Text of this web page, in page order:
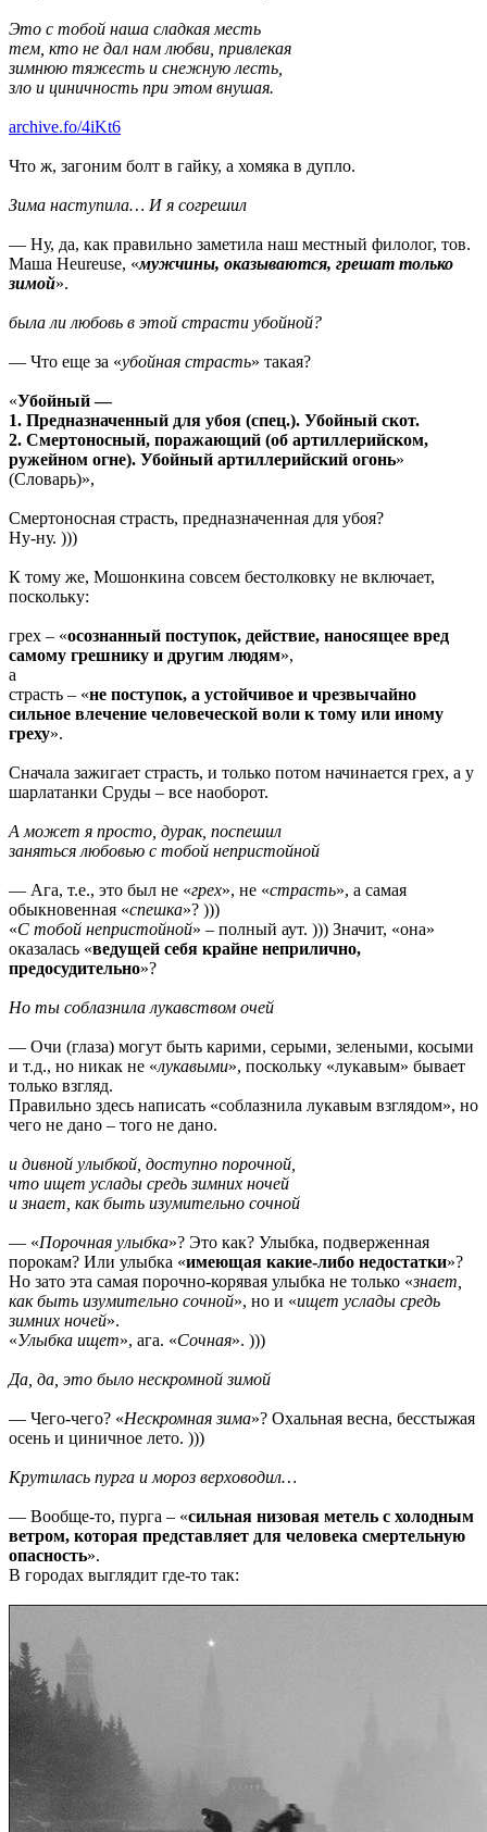
Это с тобой наша сладкая месть
тем, кто не дал нам любви, привлекая
зимнюю тяжесть и снежную лесть,
зло и циничность при этом внушая.
archive.fo/4iKt6
Что ж, загоним болт в гайку, а хомяка в дупло.
Зима наступила… И я согрешил
— Ну, да, как правильно заметила наш местный филолог, тов.
Маша Heureuse, «мужчины, оказываются, грешат только
зимой».
была ли любовь в этой страсти убойной?
— Что еще за «убойная страсть» такая?
«Убойный —
1. Предназначенный для убоя (спец.). Убойный скот.
2. Смертоносный, поражающий (об артиллерийском,
ружейном огне). Убойный артиллерийский огонь»
(Словарь)»,
Смертоносная страсть, предназначенная для убоя?
Ну-ну. )))
К тому же, Мошонкина совсем бестолковку не включает,
поскольку:
грех – «осознанный поступок, действие, наносящее вред
самому грешнику и другим людям»,
а
страсть – «не поступок, а устойчивое и чрезвычайно
сильное влечение человеческой воли к тому или иному
греху».
Сначала зажигает страсть, и только потом начинается грех, а у
шарлатанки Сруды – все наоборот.
А может я просто, дурак, поспешил
заняться любовью с тобой непристойной
— Ага, т.е., это был не «грех», не «страсть», а самая
обыкновенная «спешка»? )))
«С тобой непристойной» – полный аут. ))) Значит, «она»
оказалась «ведущей себя крайне неприлично,
предосудительно»?
Но ты соблазнила лукавством очей
— Очи (глаза) могут быть карими, серыми, зелеными, косыми
и т.д., но никак не «лукавыми», поскольку «лукавым» бывает
только взгляд.
Правильно здесь написать «соблазнила лукавым взглядом», но
чего не дано – того не дано.
и дивной улыбкой, доступно порочной,
что ищет услады средь зимних ночей
и знает, как быть изумительно сочной
— «Порочная улыбка»? Это как? Улыбка, подверженная
порокам? Или улыбка «имеющая какие-либо недостатки»?
Но зато эта самая порочно-корявая улыбка не только «знает,
как быть изумительно сочной», но и «ищет услады средь
зимних ночей».
«Улыбка ищет», ага. «Сочная». )))
Да, да, это было нескромной зимой
— Чего-чего? «Нескромная зима»? Охальная весна, бесстыжая
осень и циничное лето. )))
Крутилась пурга и мороз верховодил…
— Вообще-то, пурга – «сильная низовая метель с холодным
ветром, которая представляет для человека смертельную
опасность».
В городах выглядит где-то так: